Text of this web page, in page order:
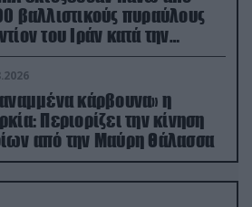
βαλλιστικούς πυραύλους
του Ιράν κατά την
του πολέμου
κάρβουνα» η
Περιορίζει την κίνηση
από την Μαύρη Θάλασσα